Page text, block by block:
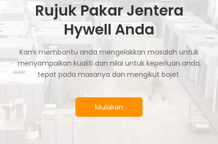
Rujuk Pakar Jentera
Hywell Anda
Kami membantu anda mengelakkan masalah untuk
menyampaikan kualiti dan nilai untuk keperluan anda,
tepat pada masanya dan mengikut bajet.
Mulakan